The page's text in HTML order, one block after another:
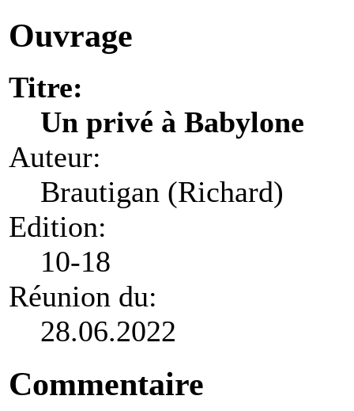
Ouvrage
Titre:
Un privé à Babylone
Auteur:
Brautigan (Richard)
Edition:
10-18
Réunion du:
28.06.2022
Commentaire